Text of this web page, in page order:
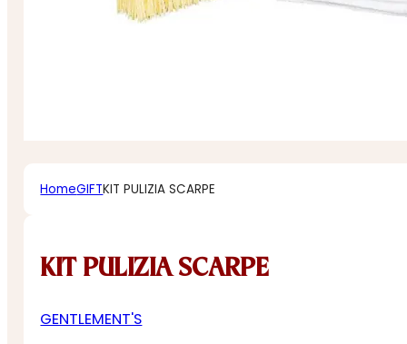
HomeGIFTKIT PULIZIA SCARPE
KIT PULIZIA SCARPE
GENTLEMENT'S